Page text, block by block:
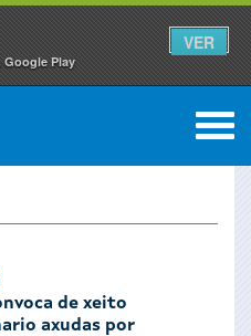
Play
VER
0
de xeito
axudas por